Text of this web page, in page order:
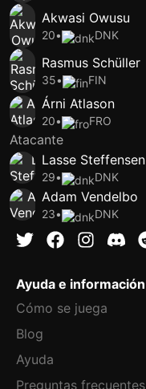
Akwasi Owusu
20• DNK
Rasmus Schüller
35• FIN
Árni Atlason
20• FRO
Atacante
Lasse Steffensen
29• DNK
Adam Vendelbo
23• DNK
Ayuda e información
Cómo se juega
Blog
Ayuda
Preguntas frecuentes